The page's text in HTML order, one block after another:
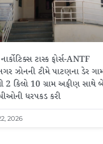
ટાસ્ક ફોર્સ-ANTF
ઝોનની ટીમે પાટણના ડેર
2 કિલો 10 ગ્રામ અફીણ સાથે
ધરપકડ કરી
2026